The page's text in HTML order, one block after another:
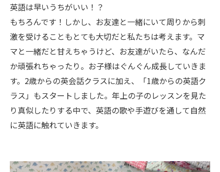
英語は早いうちがいい！？
もちろんです！しかし、お友達と一緒にいて周りから刺
激を受けることもとても大切だと私たちは考えます。マ
マと一緒だと甘えちゃうけど、お友達がいたら、なんだ
か頑張れちゃったり。お子様はぐんぐん成長していきま
す。2歳からの英会話クラスに加え、「1歳からの英語ク
ラス」もスタートしました。年上の子のレッスンを見た
り真似したりする中で、英語の歌や手遊びを通して自然
に英語に触れていきます。